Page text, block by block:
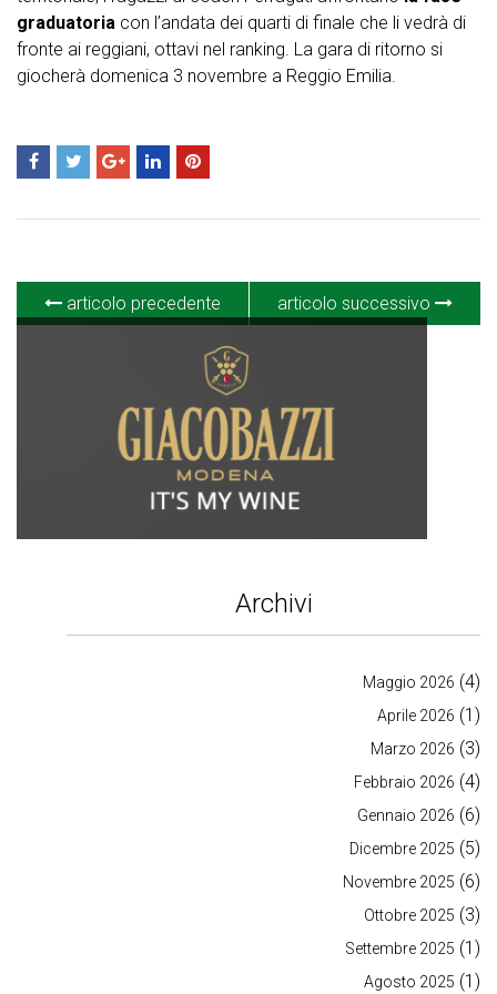
graduatoria con l’andata dei quarti di finale che li vedrà di
fronte ai reggiani, ottavi nel ranking. La gara di ritorno si
giocherà domenica 3 novembre a Reggio Emilia.
articolo precedente articolo successivo
Archivi
Maggio 2026 (4)
Aprile 2026 (1)
Marzo 2026 (3)
Febbraio 2026 (4)
Gennaio 2026 (6)
Dicembre 2025 (5)
Novembre 2025 (6)
Ottobre 2025 (3)
Settembre 2025 (1)
Agosto 2025 (1)